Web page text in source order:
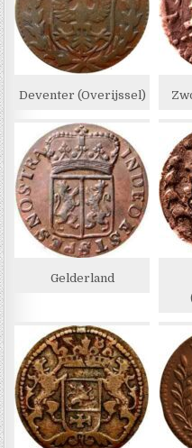
Deventer (Overijssel)
Gelderland